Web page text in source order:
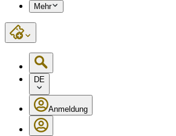
Mehr
DE
Anmeldung